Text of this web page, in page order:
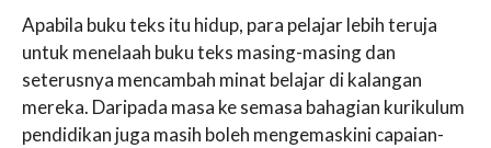
Apabila buku teks itu hidup, para pelajar lebih teruja
untuk menelaah buku teks masing-masing dan
seterusnya mencambah minat belajar di kalangan
mereka. Daripada masa ke semasa bahagian kurikulum
pendidikan juga masih boleh mengemaskini capaian-